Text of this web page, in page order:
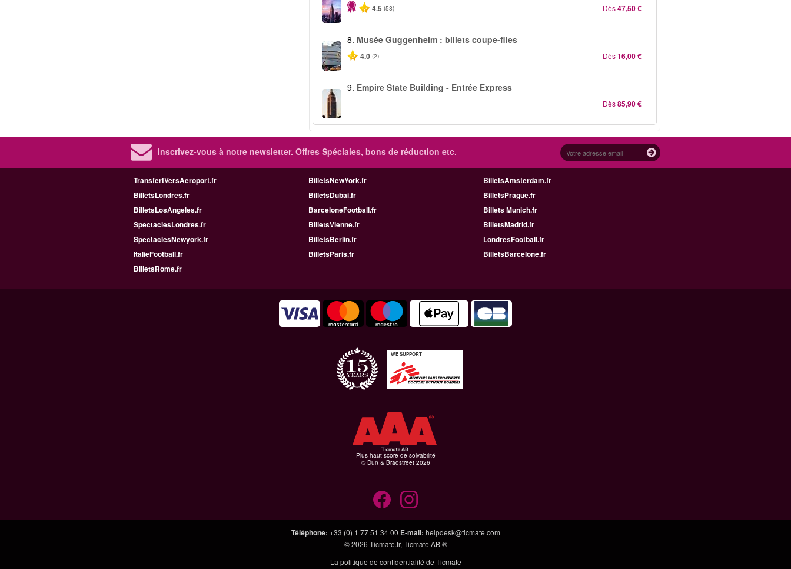
4.5 (58) Dès47,50 €
8. Musée Guggenheim : billets coupe-files
4.0 (2) Dès16,00 €
9. Empire State Building - Entrée Express
Dès85,90 €
Inscrivez-vous à notre newsletter. Offres Spéciales, bons de réduction etc.
TransfertVersAeroport.fr BilletsNewYork.fr
BilletsAmsterdam.fr
BilletsLondres.fr
BilletsDubai.fr
BilletsPrague.fr
BilletsLosAngeles.fr
BarceloneFootball.fr
Billets Munich.fr
SpectaclesLondres.fr
BilletsVienne.fr
BilletsMadrid.fr
SpectaclesNewyork.fr
BilletsBerlin.fr
LondresFootball.fr
ItalieFootball.fr
BilletsParis.fr
BilletsBarcelone.fr
BilletsRome.fr
WE SUPPORT
Plus haut score de solvabilité
© Dun & Bradstreet 2026
Téléphone: +33 (0) 1 77 51 34 00 E-mail: helpdesk@ticmate.com
© 2026 Ticmate.fr, Ticmate AB ®
La politique de confidentialité de Ticmate